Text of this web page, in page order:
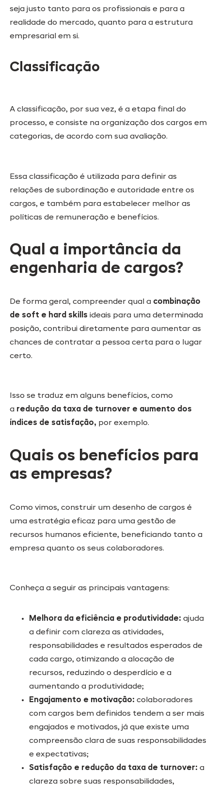
seja justo tanto para os profissionais e para a
realidade do mercado, quanto para a estrutura
empresarial em si.
Classificação
A classificação, por sua vez, é a etapa final do
processo, e consiste na organização dos cargos em
categorias, de acordo com sua avaliação.
Essa classificação é utilizada para definir as
relações de subordinação e autoridade entre os
cargos, e também para estabelecer melhor as
políticas de remuneração e benefícios.
Qual a importância da
engenharia de cargos?
De forma geral, compreender qual a combinação
de soft e hard skills ideais para uma determinada
posição, contribui diretamente para aumentar as
chances de contratar a pessoa certa para o lugar
certo.
Isso se traduz em alguns benefícios, como
a redução da taxa de turnover e aumento dos
índices de satisfação, por exemplo.
Quais os benefícios para
as empresas?
Como vimos, construir um desenho de cargos é
uma estratégia eficaz para uma gestão de
recursos humanos eficiente, beneficiando tanto a
empresa quanto os seus colaboradores.
Conheça a seguir as principais vantagens:
Melhora da eficiência e produtividade: ajuda
a definir com clareza as atividades,
responsabilidades e resultados esperados de
cada cargo, otimizando a alocação de
recursos, reduzindo o desperdício e a
aumentando a produtividade;
Engajamento e motivação: colaboradores
com cargos bem definidos tendem a ser mais
engajados e motivados, já que existe uma
compreensão clara de suas responsabilidades
e expectativas;
Satisfação e redução da taxa de turnover: a
clareza sobre suas responsabilidades,